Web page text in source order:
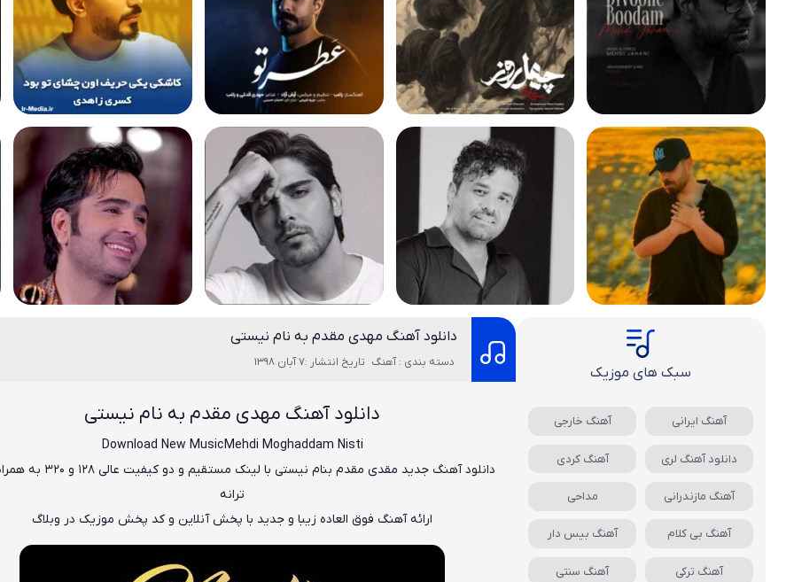
دانلود آهنگ مهدی مقدم به نام نیستی
دسته بندی : آهنگ تاریخ انتشار :7 آبان 1398
دانلود آهنگ مهدی مقدم به نام نیستی
Download New MusicMehdi Moghaddam Nisti
دانلود آهنگ جدید مقدی مقدم بنام نیستی
با لینک مستقیم و دو کیفیت
ترانه
ارائه آهنگ فوق العاده زیبا و جدید با پخش آنلاین و کد پخش موزیک در وبلاگ
سبک های موزیک
آهنگ ایرانی آهنگ خارجی
دانلود آهنگ لری آهنگ کردی
آهنگ مازندرانی مداحی
آهنگ بی کلام آهنگ بیس دار
آهنگ ترکی آهنگ سنتی